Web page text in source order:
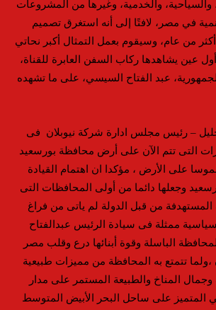
والسياحية، والخدمية، وغيرها من المشروعات
في مصر، لافتًا إلى أنه استغرق تصميم
من عام، وسيقوم بعمل التمثال أكبر نحاتي
عين يشاهدها ركاب السفن العابرة للقناة،
عبد الفتاح السيسي، على ما تشهده
– رئيس مجلس ادارة شركة نيوبلان فى
التى تتم الآن على أرض محافظة بورسعيد
على الأرض ، مؤكدا ان اهتمام القيادة
وجعلها دائما من أولى المحافظات التى
المستهدفة من قبل الدولة لم ياتى من فراغ
ممثلة فى سيادة الرئيس عبدالفتاح
الباسلة وقوة أبنائها درع وقلب مصر
،ولما تتمتع به المحافظة من مميزات طبيعية
وجمال المناخ والطبيعة المستمر على مدار
المتميز على ساحل البحر الأبيض المتوسط